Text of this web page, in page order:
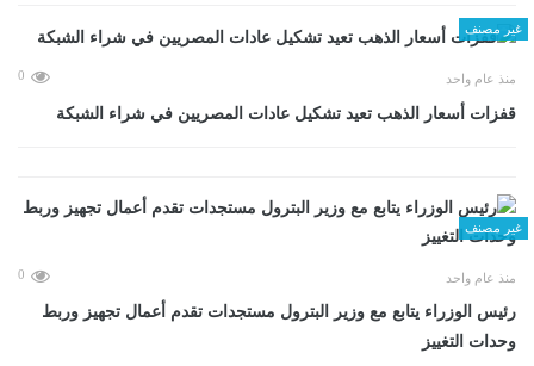
غير مصنف
منذ عام واحد 0
قفزات أسعار الذهب تعيد تشكيل عادات المصريين في شراء الشبكة
غير مصنف
منذ عام واحد 0
رئيس الوزراء يتابع مع وزير البترول مستجدات تقدم أعمال تجهيز وربط
وحدات التغييز